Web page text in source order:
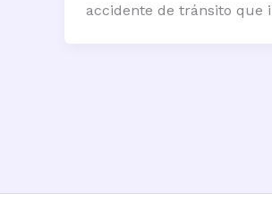
accidente de tránsito que